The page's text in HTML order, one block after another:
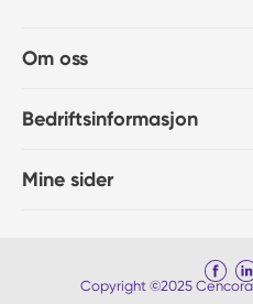
Om oss
Bedriftsinformasjon
Mine sider
Copyright ©2025